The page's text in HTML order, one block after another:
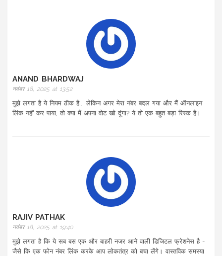
ANAND BHARDWAJ
नवंबर 18, 2025 at 13:52
मुझे लगता है ये नियम ठीक है... लेकिन अगर मेरा नंबर बदल गया और मैं ऑनलाइन
लिंक नहीं कर पाया, तो क्या मैं अपना वोट खो दूंगा? ये तो एक बहुत बड़ा रिस्क है।
RAJIV PATHAK
नवंबर 18, 2025 at 19:40
मुझे लगता है कि ये सब बस एक और बाहरी नजर आने वाली डिजिटल फ्रेशनेस है -
जैसे कि एक फोन नंबर लिंक करके आप लोकतंत्र को बचा लेंगे। वास्तविक समस्या